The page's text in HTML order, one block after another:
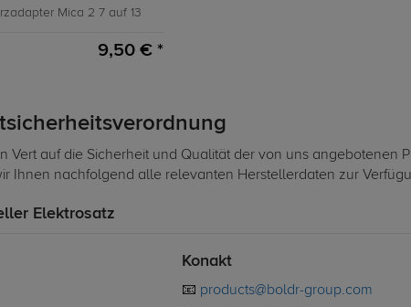
Mica 2 7 auf 13
9,50 € *
auf die Sicherheit und Qualität der von uns angebotenen
Ihnen nachfolgend alle relevanten Herstellerdaten zur
Elektrosatz
Konakt
📧 products@boldr-group.com